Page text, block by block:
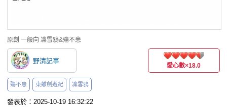
原創 一般向 凜雪鴉&殤不患
野清記事
愛心數×18.0
殤不患 東離劍遊紀 凜雪鴉
發表於：2025-10-19 16:32:22